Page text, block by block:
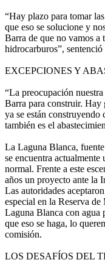
“Hay plazo para tomar
que eso se solucione y
Barra de que no vamos a
hidrocarburos”, sentenció
EXCEPCIONES Y
“La preocupación
Barra para construir. Hay
ya se están construyendo
también es el
La Laguna Blanca,
se encuentra
normal. Frente a este
años un proyecto ante la
Las autoridades
especial en la Reserva
Laguna Blanca con agua
que eso se haga, lo
comisión.
LOS DESAFÍOS DEL